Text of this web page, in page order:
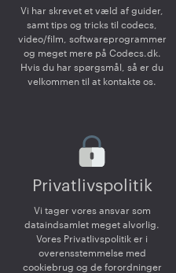
Vi har skrevet et væld af guider,
samt tips og tricks til codecs,
video/film, softwareprogrammer
og meget mere på Codecs.dk.
Hvis du har spørgsmål, så er du
velkommen til at kontakte os.
Privatlivspolitik
Vi tager vores ansvar som
dataindsamlet meget alvorlig.
Vores Privatlivspolitik er i
overensstemmelse med
cookiebrug og de forordninger